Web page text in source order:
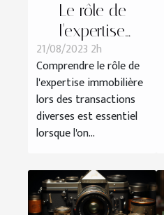
Le rôle de
l'expertise
immobilière
dans les
transactions
diverses
21/08/2023 2h
Comprendre le rôle de
l'expertise immobilière
lors des transactions
diverses est essentiel
lorsque l'on...